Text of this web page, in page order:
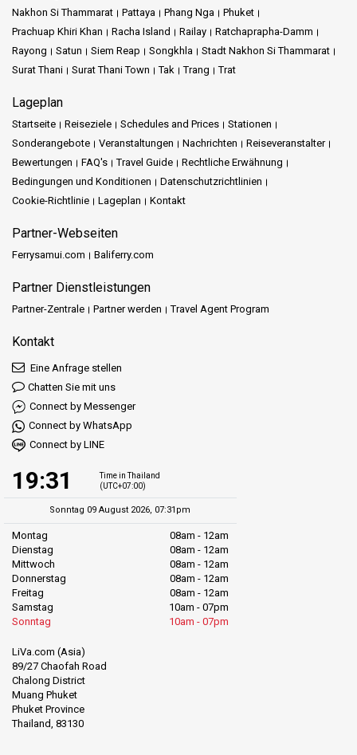
Nakhon Si Thammarat
Pattaya Phang Nga
Phuket
Prachuap Khiri Khan
Racha Island Railay
Ratchaprapha-Damm
Rayong
Satun Siem Reap Songkhla
Stadt Nakhon Si Thammarat
Surat Thani
Surat Thani Town Tak Trang Trat
Lageplan
Startseite Reiseziele Schedules and Prices
Stationen
Sonderangebote
Veranstaltungen Nachrichten
Reiseveranstalter
Bewertungen
FAQ's Travel Guide
Rechtliche Erwähnung
Bedingungen und Konditionen
Datenschutzrichtlinien
Cookie-Richtlinie
Lageplan Kontakt
Partner-Webseiten
Ferrysamui.com Baliferry.com
Partner Dienstleistungen
Partner-Zentrale Partner werden Travel Agent Program
Kontakt
Eine Anfrage stellen
Chatten Sie mit uns
Connect by Messenger
Connect by WhatsApp
Connect by LINE
19:31
Time in Thailand
(UTC+07:00)
Sonntag 09 August 2026, 07:31pm
Montag
08am - 12am
Dienstag
08am - 12am
Mittwoch
08am - 12am
Donnerstag
08am - 12am
Freitag
08am - 12am
Samstag
10am - 07pm
Sonntag
10am - 07pm
LiVa.com (Asia)
89/27 Chaofah Road
Chalong District
Muang Phuket
Phuket Province
Thailand, 83130